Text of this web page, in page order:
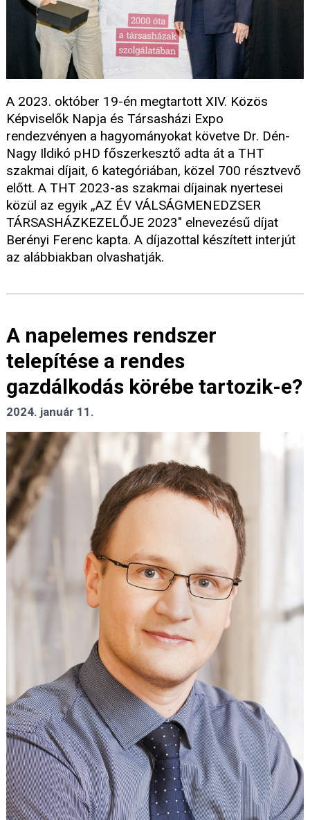
A 2023. október 19-én megtartott XIV. Közös
Képviselők Napja és Társasházi Expo
rendezvényen a hagyományokat követve Dr. Dén-
Nagy Ildikó pHD főszerkesztő adta át a THT
szakmai díjait, 6 kategóriában, közel 700 résztvevő
előtt. A THT 2023-as szakmai díjainak nyertesei
közül az egyik „AZ ÉV VÁLSÁGMENEDZSER
TÁRSASHÁZKEZELŐJE 2023" elnevezésű díjat
Berényi Ferenc kapta. A díjazottal készített interjút
az alábbiakban olvashatják.
A napelemes rendszer
telepítése a rendes
gazdálkodás körébe tartozik-e?
2024. január 11.